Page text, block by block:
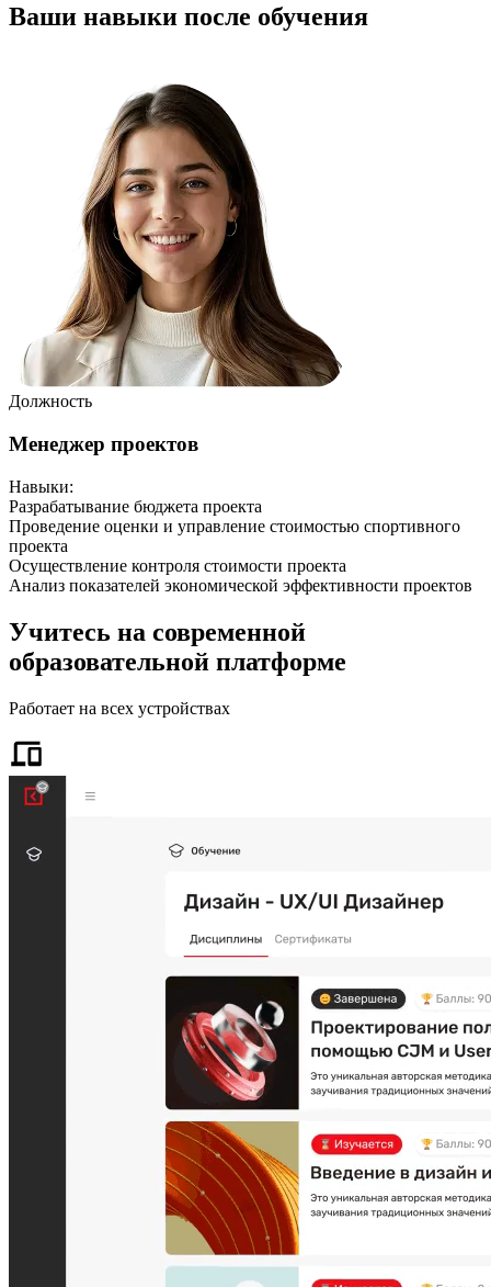
Ваши навыки после обучения
Должность
Менеджер проектов
Навыки:
Разрабатывание бюджета проекта
Проведение оценки и управление стоимостью спортивного
проекта
Осуществление контроля стоимости проекта
Анализ показателей экономической эффективности проектов
Учитесь на современной
образовательной платформе
Работает на всех устройствах